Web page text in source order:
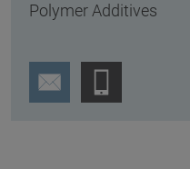
Polymer Additives